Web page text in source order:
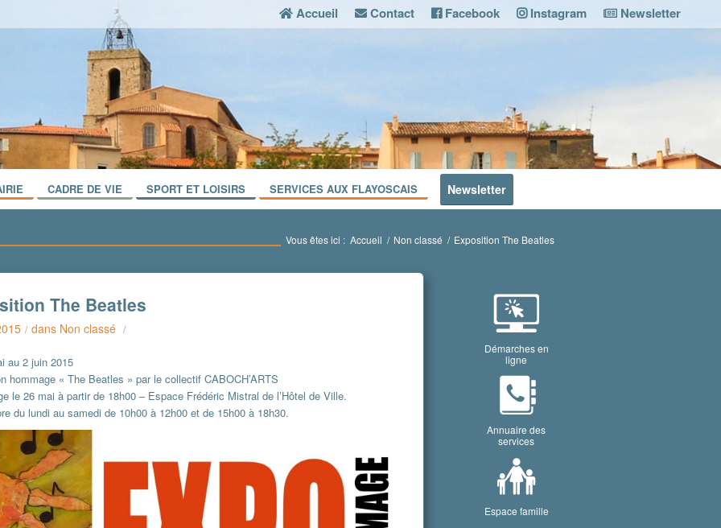
Accueil Contact Facebook Instagram Newsletter
CADRE DE VIE SPORT ET LOISIRS SERVICES AUX FLAYOSCAIS Newsletter
Vous êtes ici : Accueil / Non classé / Exposition The Beatles
The Beatles
/ dans Non classé /
au 2 juin 2015
hommage « The Beatles » par le collectif CABOCH’ARTS
le 26 mai à partir de 18h00 – Espace Frédéric Mistral de l’Hôtel de Ville.
du lundi au samedi de 10h00 à 12h00 et de 15h00 à 18h30.
Démarches en
ligne
Annuaire des
services
Espace famille